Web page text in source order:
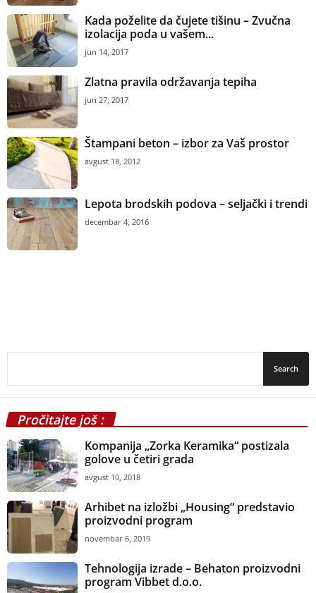
Kada poželite da čujete tišinu – Zvučna
izolacija poda u vašem...
jun 14, 2017
Zlatna pravila održavanja tepiha
jun 27, 2017
Štampani beton – izbor za Vaš prostor
avgust 18, 2012
Lepota brodskih podova – seljački i trendi
decembar 4, 2016
Pročitajte još :
Kompanija „Zorka Keramika“ postizala
golove u četiri grada
avgust 10, 2018
Arhibet na izložbi „Housing“ predstavio
proizvodni program
novembar 6, 2019
Tehnologija izrade – Behaton proizvodni
program Vibbet d.o.o.